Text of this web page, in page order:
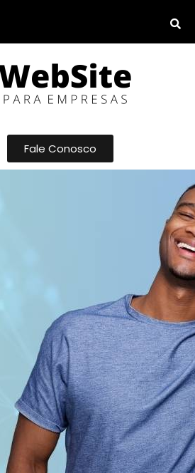
Fale Conosco